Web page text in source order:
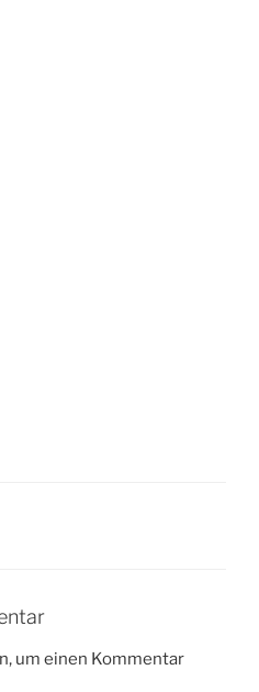
um einen Kommentar